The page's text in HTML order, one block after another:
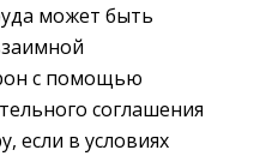
может быть
с помощью
соглашения
если в условиях